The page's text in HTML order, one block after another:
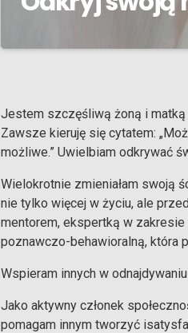
Odkryj swoją moc to audycja,
własnymi pragnieniami i
Jestem szczęśliwą żoną i
Zawsze kieruję się cytatem:
możliwe.” Uwielbiam odkrywać
Wielokrotnie zmieniałam swoją
nie tylko więcej w życiu, ale
mentorem, ekspertką w
poznawczo-behawioralną, która
Wspieram innych w
Jako aktywny członek
pomagam innym tworzyć